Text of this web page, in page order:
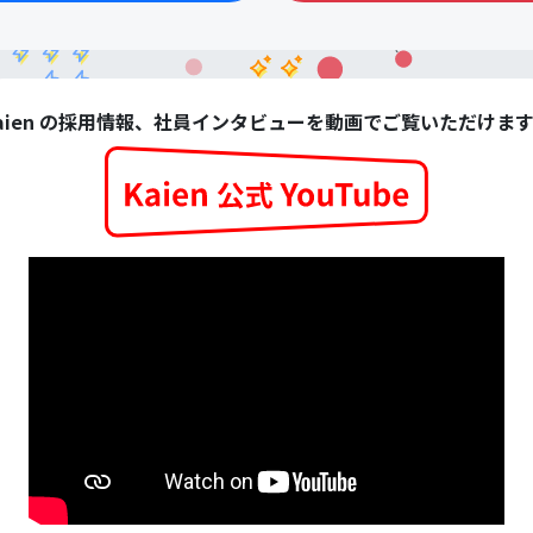
の採用情報、社員インタビューを動画でご覧いただけま